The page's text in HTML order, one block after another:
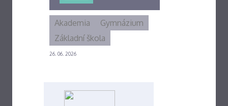
26. 06. 2026
Akademia
Gymnázium
Základní škola